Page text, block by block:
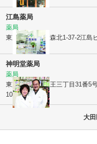
江島薬局
薬局
東京都大田区大森北1-37-2江島
神明堂薬局
薬局
東京都大田区山王三丁目31番5
102
大